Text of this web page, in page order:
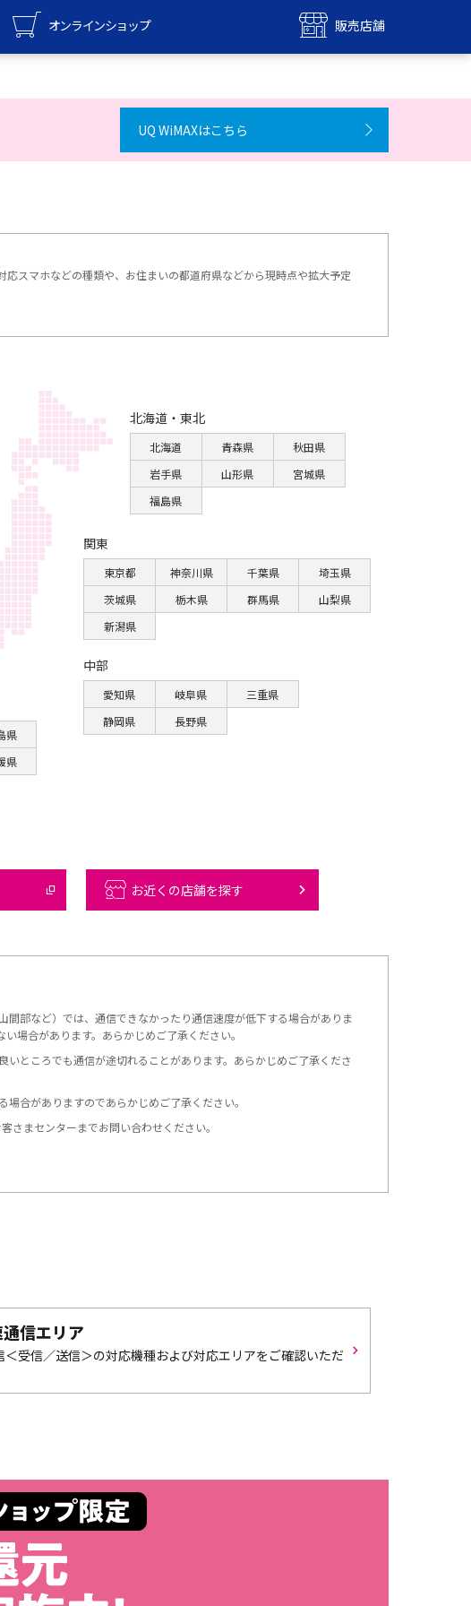
オンラインショップ 販売店舗
オンラインショップ 販売店舗
UQ WiMAXはこちら
スマホなどの種類や、お住まいの都道府県などから現時点や拡大予定
北海道・東北
北海道 青森県
秋田県
岩手県
山形県
宮城県
福島県
関東
東京都 神奈川県 千葉県
埼玉県
茨城県
栃木県 群馬県
山梨県
新潟県
中部
愛知県 岐阜県
三重県
静岡県
長野県
県
県
お近くの店舗を探す
部など）では、通信できなかったり通信速度が低下する場合がありま
場合があります。あらかじめご了承ください。
ところでも通信が途切れることがあります。あらかじめご了承くださ
合がありますのであらかじめご了承ください。
さまセンターまでお問い合わせください。
信エリア
＜受信／送信＞の対応機種および対応エリアをご確認いただ